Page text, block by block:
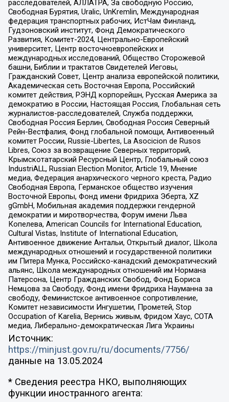
расследователей, АЛЛАТРА, За свободную Россию,
Свободная Бурятия, Uralic, UnKremlin, Международная
федерация транспортных рабочих, ИстЧам Финланд,
Гудзоновский институт, Фонд Демократического
Развития, Комитет-2024, Центрально-Европейский
университет, Центр восточноевропейских и
международных исследований, Общество Сторожевой
башни, Библии и трактатов Свидетелей Иеговы,
Гражданский Совет, Центр анализа европейской политики,
Академическая сеть Восточная Европа, Российский
комитет действия, РЭНД корпорейшн, Русская Америка за
демократию в России, Настоящая Россия, Глобальная сеть
журналистов-расследователей, Служба поддержки,
Свободная Россия Берлин, Свободная Россия Северный
Рейн-Вестфалия, Фонд глобальной помощи, Антивоенный
комитет России, Russie-Libertes, La Asocicion de Rusos
Libres, Союз за возвращение Северных территорий,
Крымскотатарский Ресурсный Центр, Глобальный союз
IndustriALL, Russian Election Monitor, Article 19, Мнение
медиа, Федерация анархического черного креста, Радио
Свободная Европа, Германское общество изучения
Восточной Европы, Фонд имени Фридриха Эберта, XZ
gGmbH, Мобильная академия поддержки гендерной
демократии и миротворчества, Форум имени Льва
Копелева, American Councils for International Education,
Cultural Vistas, Institute of International Education,
Антивоенное движение Антальи, Открытый диалог, Школа
международных отношений и государственной политики
им Питера Мунка, Российско-канадский демократический
альянс, Школа международных отношений им Нормана
Патерсона, Центр Гражданских Свобод, Фонд Бориса
Немцова за Свободу, Фонд имени Фридриха Науманна за
свободу, Феминистское антивоенное сопротивление,
Комитет независимости Ингушетии, Прометей, Stop
Occupation of Karelia, Вернись живым, Фридом Хаус, СОТА
медиа, Либерально-демократическая Лига Украины
Источник:
https://minjust.gov.ru/ru/documents/7756/
данные на 13.05.2024
* Сведения реестра НКО, выполняющих
функции иностранного агента: